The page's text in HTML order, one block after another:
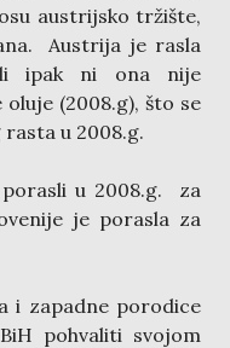
austrijsko tržište,
Austrija je rasla
ipak ni ona nije
(2008.g), što se
u 2008.g.
u 2008.g. za
je porasla za
i zapadne porodice
pohvaliti svojom